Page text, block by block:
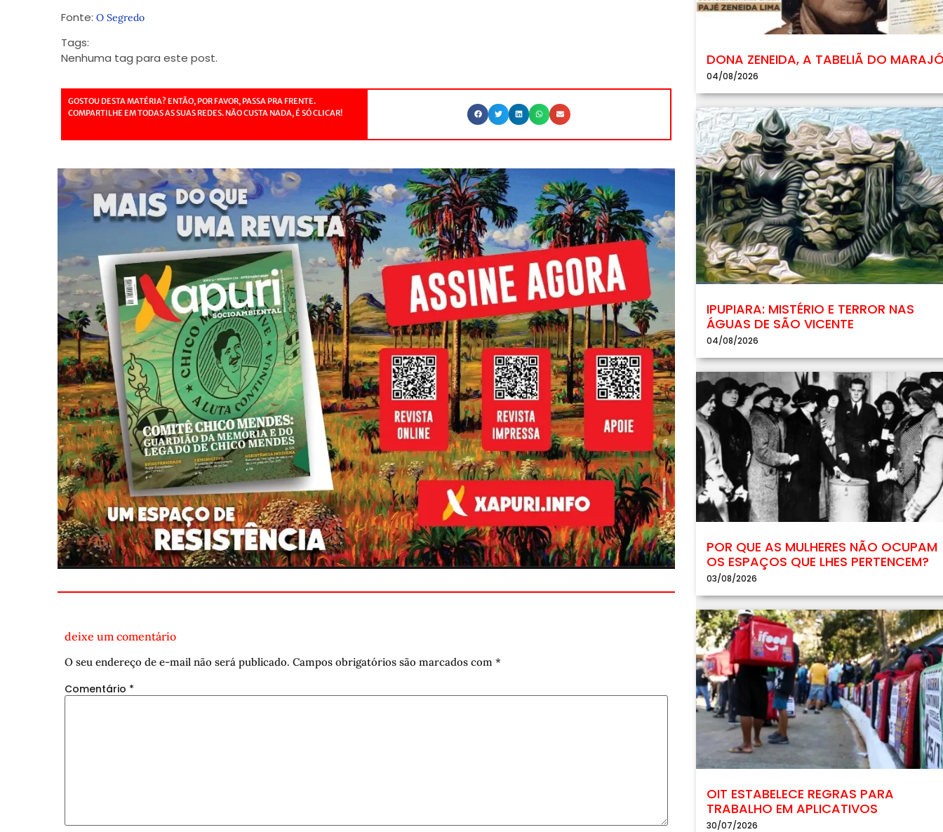
Fonte: O Segredo
Tags:
Nenhuma tag para este post.
GOSTOU DESTA MATÉRIA? ENTÃO, POR FAVOR, PASSA PRA FRENTE.
COMPARTILHE EM TODAS AS SUAS REDES. NÃO CUSTA NADA, É SÓ CLICAR!
deixe um comentário
O seu endereço de e-mail não será publicado. Campos obrigatórios são marcados com *
Comentário *
DONA ZENEIDA, A TABELIÃ DO
04/08/2026
IPUPIARA: MISTÉRIO E TERROR NAS
ÁGUAS DE SÃO VICENTE
04/08/2026
POR QUE AS MULHERES NÃO OCUPAM
OS ESPAÇOS QUE LHES PERTENCEM?
03/08/2026
OIT ESTABELECE REGRAS PARA
TRABALHO EM APLICATIVOS
30/07/2026